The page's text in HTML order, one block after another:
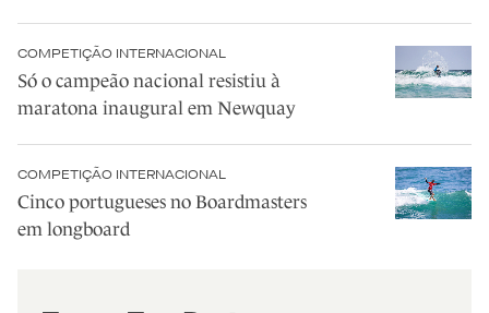
COMPETIÇÃO INTERNACIONAL
Só o campeão nacional resistiu à
maratona inaugural em Newquay
COMPETIÇÃO INTERNACIONAL
Cinco portugueses no Boardmasters
em longboard